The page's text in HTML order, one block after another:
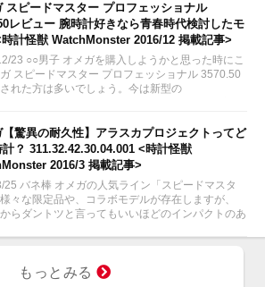
スピードマスター プロフェッショナル
レビュー 腕時計好きなら青春時代検討したモ
計怪獣 WatchMonster 2016/12 掲載記事>
23 ○○男子 オメガを購入しようかと思った時にこ
スピードマスター プロフェッショナル 3570.50
れた方は多いでしょう。今は新型の
【驚異の耐久性】アラスカプロジェクトってど
計？ 311.32.42.30.04.001 <時計怪獣
2016/3 掲載記事>
25 バネ棒 オメガの人気ライン「スピードマスタ
々な限定品や、コラボモデルが存在しますが、
らダントツと言ってもいいほどのインパクトのあ
もっとみる